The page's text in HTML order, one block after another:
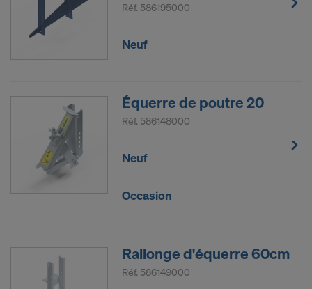
Réf. 586195000
Neuf
Équerre de poutre 20
Réf. 586148000
Neuf
Occasion
Rallonge d'équerre 60cm
Réf. 586149000